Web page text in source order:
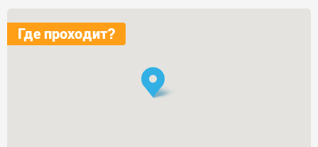
Где проходит?